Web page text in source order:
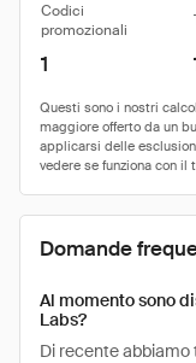
Codici
promozionali
1
Domande
Al momento sono
Labs?
Di recente abbiamo